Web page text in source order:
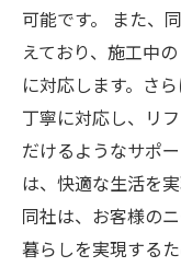
可能です。 また、
えており、施工中
に対応します。さ
丁寧に対応し、リ
だけるようなサポ
は、快適な生活を
同社は、お客様の
暮らしを実現する